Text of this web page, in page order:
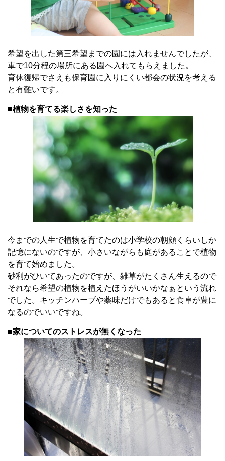
希望を出した第三希望までの園には入れませんでしたが、
車で10分程の場所にある園へ入れてもらえました。
育休復帰でさえも保育園に入りにくい都会の状況を考える
と有難いです。
■植物を育てる楽しさを知った
今までの人生で植物を育てたのは小学校の朝顔くらいしか
記憶にないのですが、小さいながらも庭があることで植物
を育て始めました。
砂利がひいてあったのですが、雑草がたくさん生えるので
それなら希望の植物を植えたほうがいいかなぁという流れ
でした。キッチンハーブや薬味だけでもあると食卓が豊に
なるのでいいですね。
■家についてのストレスが無くなった